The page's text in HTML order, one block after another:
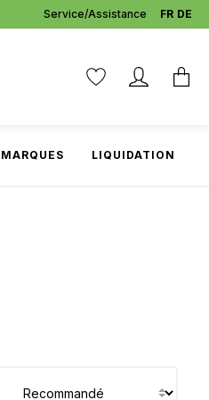
Service/Assistance DE
FR
MARQUES LIQUIDATION